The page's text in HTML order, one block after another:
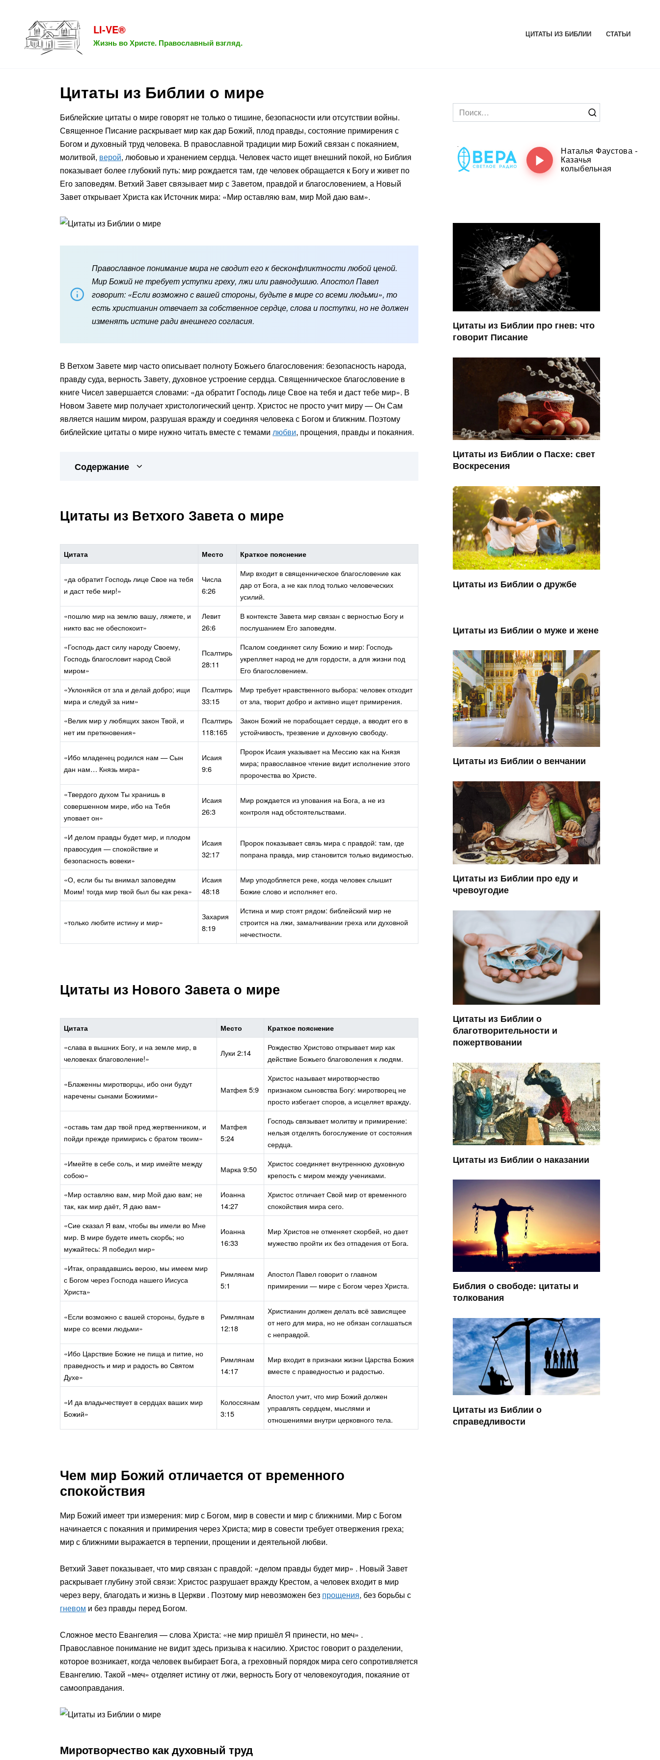
содержанию
LI-VE®
Жизнь во Христе. Православный взгляд.
ЦИТАТЫ ИЗ БИБЛИИ СТАТЬИ
Цитаты из Библии о мире
Библейские цитаты о мире говорят не только о тишине, безопасности или отсутствии войны.
Священное Писание раскрывает мир как дар Божий, плод правды, состояние примирения с
Богом и духовный труд человека. В православной традиции мир Божий связан с покаянием,
молитвой, верой, любовью и хранением сердца. Человек часто ищет внешний покой, но Библия
показывает более глубокий путь: мир рождается там, где человек обращается к Богу и живет по
Его заповедям. Ветхий Завет связывает мир с Заветом, правдой и благословением, а Новый
Завет открывает Христа как Источник мира: «Мир оставляю вам, мир Мой даю вам».
Православное понимание мира не сводит его к бесконфликтности любой ценой.
Мир Божий не требует уступки греху, лжи или равнодушию. Апостол Павел
говорит: «Если возможно с вашей стороны, будьте в мире со всеми людьми», то
есть христианин отвечает за собственное сердце, слова и поступки, но не должен
изменять истине ради внешнего согласия.
В Ветхом Завете мир часто описывает полноту Божьего благословения: безопасность народа,
правду суда, верность Завету, духовное устроение сердца. Священническое благословение в
книге Чисел завершается словами: «да обратит Господь лице Свое на тебя и даст тебе мир». В
Новом Завете мир получает христологический центр. Христос не просто учит миру — Он Сам
является нашим миром, разрушая вражду и соединяя человека с Богом и ближним. Поэтому
библейские цитаты о мире нужно читать вместе с темами любви, прощения, правды и покаяния.
Содержание
Цитаты из Ветхого Завета о мире
Цитата Место Краткое пояснение
«да обратит Господь лице Свое на тебя
и даст тебе мир!»
Числа
6:26
Мир входит в священническое благословение как
дар от Бога, а не как плод только человеческих
усилий.
«пошлю мир на землю вашу, ляжете, и
никто вас не обеспокоит»
Левит
26:6
В контексте Завета мир связан с верностью Богу и
послушанием Его заповедям.
«Господь даст силу народу Своему,
Господь благословит народ Свой
миром»
Псалтирь
28:11
Псалом соединяет силу Божию и мир: Господь
укрепляет народ не для гордости, а для жизни под
Его благословением.
«Уклоняйся от зла и делай добро; ищи
мира и следуй за ним»
Псалтирь
33:15
Мир требует нравственного выбора: человек отходит
от зла, творит добро и активно ищет примирения.
«Велик мир у любящих закон Твой, и
нет им преткновения»
Псалтирь
118:165
Закон Божий не порабощает сердце, а вводит его в
устойчивость, трезвение и духовную свободу.
«Ибо младенец родился нам — Сын
дан нам… Князь мира»
Исаия
9:6
Пророк Исаия указывает на Мессию как на Князя
мира; православное чтение видит исполнение этого
пророчества во Христе.
«Твердого духом Ты хранишь в
совершенном мире, ибо на Тебя
уповает он»
Исаия
26:3
Мир рождается из упования на Бога, а не из
контроля над обстоятельствами.
«И делом правды будет мир, и плодом
правосудия — спокойствие и
безопасность вовеки»
Исаия
32:17
Пророк показывает связь мира с правдой: там, где
попрана правда, мир становится только видимостью.
«О, если бы ты внимал заповедям
Моим! тогда мир твой был бы как река»
Исаия
48:18
Мир уподобляется реке, когда человек слышит
Божие слово и исполняет его.
«только любите истину и мир»
Захария
8:19
Истина и мир стоят рядом: библейский мир не
строится на лжи, замалчивании греха или духовной
нечестности.
Цитаты из Нового Завета о мире
Цитата Место Краткое пояснение
«слава в вышних Богу, и на земле мир, в
человеках благоволение!»
Луки 2:14
Рождество Христово открывает мир как
действие Божьего благоволения к людям.
«Блаженны миротворцы, ибо они будут
наречены сынами Божиими»
Матфея 5:9
Христос называет миротворчество
признаком сыновства Богу: миротворец не
просто избегает споров, а исцеляет вражду.
«оставь там дар твой пред жертвенником, и
пойди прежде примирись с братом твоим»
Матфея
5:24
Господь связывает молитву и примирение:
нельзя отделять богослужение от состояния
сердца.
«Имейте в себе соль, и мир имейте между
собою»
Марка 9:50
Христос соединяет внутреннюю духовную
крепость с миром между учениками.
«Мир оставляю вам, мир Мой даю вам; не
так, как мир даёт, Я даю вам»
Иоанна
14:27
Христос отличает Свой мир от временного
спокойствия мира сего.
«Сие сказал Я вам, чтобы вы имели во Мне
мир. В мире будете иметь скорбь; но
мужайтесь: Я победил мир»
Иоанна
16:33
Мир Христов не отменяет скорбей, но дает
мужество пройти их без отпадения от Бога.
«Итак, оправдавшись верою, мы имеем мир
с Богом через Господа нашего Иисуса
Христа»
Римлянам
5:1
Апостол Павел говорит о главном
примирении — мире с Богом через Христа.
«Если возможно с вашей стороны, будьте в
мире со всеми людьми»
Римлянам
12:18
Христианин должен делать всё зависящее
от него для мира, но не обязан соглашаться
с неправдой.
«Ибо Царствие Божие не пища и питие, но
праведность и мир и радость во Святом
Духе»
Римлянам
14:17
Мир входит в признаки жизни Царства Божия
вместе с праведностью и радостью.
«И да владычествует в сердцах ваших мир
Божий»
Колоссянам
3:15
Апостол учит, что мир Божий должен
управлять сердцем, мыслями и
отношениями внутри церковного тела.
Чем мир Божий отличается от временного
спокойствия
Мир Божий имеет три измерения: мир с Богом, мир в совести и мир с ближними. Мир с Богом
начинается с покаяния и примирения через Христа; мир в совести требует отвержения греха;
мир с ближними выражается в терпении, прощении и деятельной любви.
Ветхий Завет показывает, что мир связан с правдой: «делом правды будет мир» . Новый Завет
раскрывает глубину этой связи: Христос разрушает вражду Крестом, а человек входит в мир
через веру, благодать и жизнь в Церкви . Поэтому мир невозможен без прощения, без борьбы с
гневом и без правды перед Богом.
Сложное место Евангелия — слова Христа: «не мир пришёл Я принести, но меч» .
Православное понимание не видит здесь призыва к насилию. Христос говорит о разделении,
которое возникает, когда человек выбирает Бога, а греховный порядок мира сего сопротивляется
Евангелию. Такой «меч» отделяет истину от лжи, верность Богу от человекоугодия, покаяние от
самооправдания.
Миротворчество как духовный труд
Search
for:
Цитаты из Библии про гнев: что
говорит Писание
Цитаты из Библии о Пасхе: свет
Воскресения
Цитаты из Библии о дружбе
Цитаты из Библии о муже и жене
Цитаты из Библии о венчании
Цитаты из Библии про еду и
чревоугодие
Цитаты из Библии о
благотворительности и
пожертвовании
Цитаты из Библии о наказании
Библия о свободе: цитаты и
толкования
Цитаты из Библии о
справедливости